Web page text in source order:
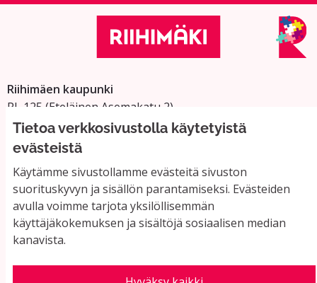
Tietoa verkkosivustolla käytetyistä
evästeistä
Käytämme sivustollamme evästeitä sivuston
suorituskyvyn ja sisällön parantamiseksi. Evästeiden
avulla voimme tarjota yksilöllisemmän
käyttäjäkokemuksen ja sisältöjä sosiaalisen median
kanavista.
Riihimäen kaupunki
PL 125 (Eteläinen Asemakatu 2)
11101 Riihimäki
Vaihde: 019 758 4000
Sähköpostiosoitteet:
etunimi.sukunimi@riihimaki.fi
Yhteystiedot ja usein kysyttyä
Käyttöehdot